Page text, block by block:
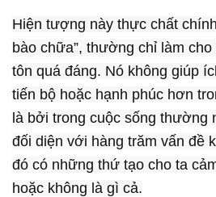
Hiện tượng này thực chất
bào chữa”, thường chỉ làm
tôn quá đáng. Nó không giúp
tiến bộ hoặc hạnh phúc hơn
là bởi trong cuộc sống thường
đối diện với hàng trăm vấn đề
đó có những thứ tạo cho ta
hoặc không là gì cả.